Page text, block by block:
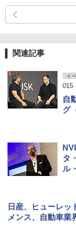
関連記事
イ
015
自
グ
タ
ル
日産、ヒューレッ
メンス、自動車業